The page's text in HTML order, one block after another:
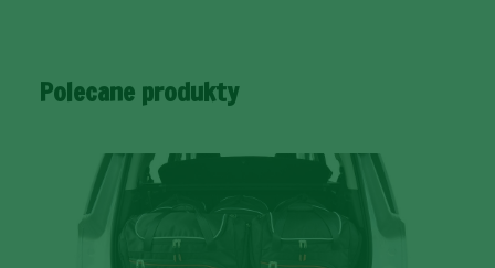
Polecane produkty